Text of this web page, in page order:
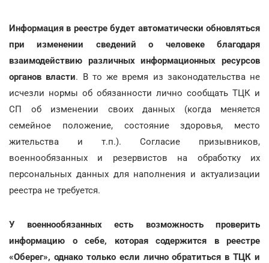
Информация в реестре будет автоматически обновляться
при изменении сведений о человеке благодаря
взаимодействию различных информационных ресурсов
органов власти. В то же время из законодательства не
исчезли нормы об обязанности лично сообщать ТЦК и
СП об изменении своих данных (когда меняется
семейное положение, состояние здоровья, место
жительства и т.п.). Согласие призывников,
военнообязанных и резервистов на обработку их
персональных данных для наполнения и актуализации
реестра не требуется.
У военнообязанных есть возможность проверить
информацию о себе, которая содержится в реестре
«Оберег», однако только если лично обратиться в ТЦК и